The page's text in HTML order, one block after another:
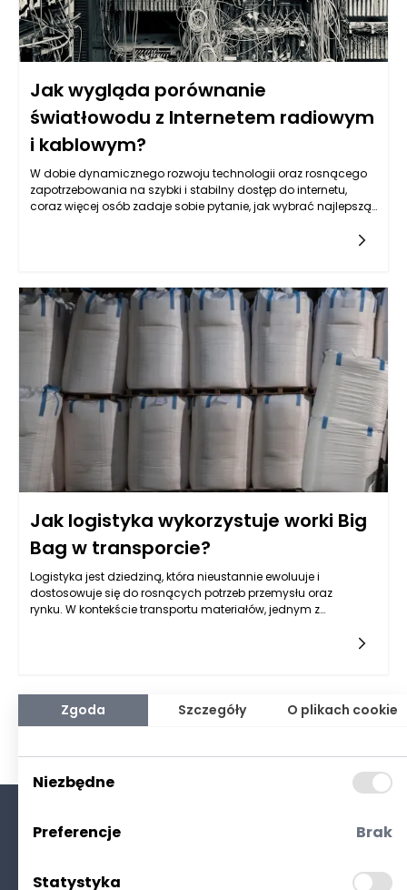
Jak wygląda porównanie
światłowodu z Internetem radiowym
i kablowym?
W dobie dynamicznego rozwoju technologii oraz rosnącego
zapotrzebowania na szybki i stabilny dostęp do internetu,
coraz więcej osób zadaje sobie pytanie, jak wybrać najlepszą
aspektami stają się nie tylko prędkość przesyłu danych, ale
także stabilność, dostępność, a także koszty związane z ich
użytkowaniem.
Jak logistyka wykorzystuje worki Big
Bag w transporcie?
Logistyka jest dziedziną, która nieustannie ewoluuje i
dostosowuje się do rosnących potrzeb przemysłu oraz
rynku. W kontekście transportu materiałów, jednym z
Ich konstrukcja zapewnia nie tylko wygodę, ale także znaczną
oszczędność miejsca i pieniędzy, co czyni je istotnym
elementem współczesnej logistyki.
Zgoda Szczegóły O plikach cookie
Niezbędne
Preferencje Brak
Statystyka